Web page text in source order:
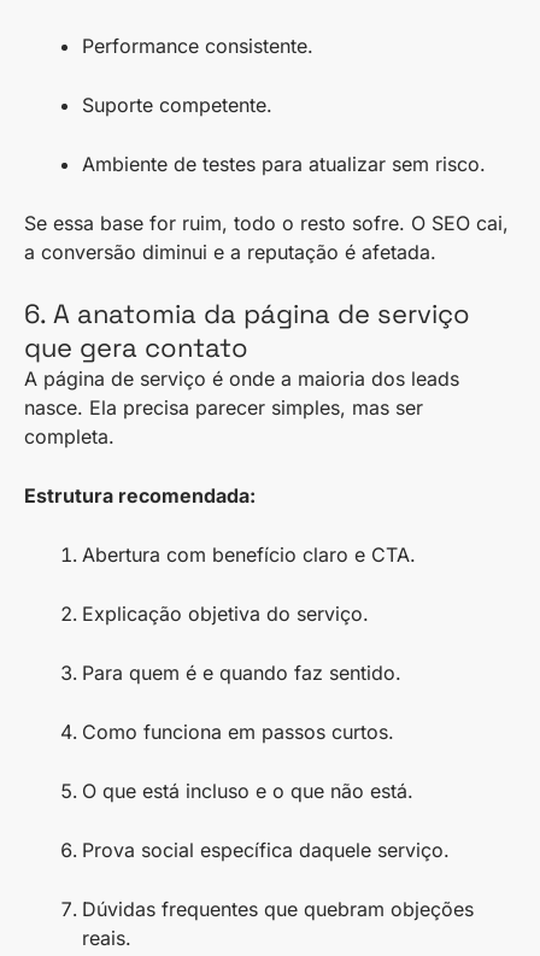
Performance consistente.
Suporte competente.
Ambiente de testes para atualizar sem risco.
Se essa base for ruim, todo o resto sofre. O SEO cai,
a conversão diminui e a reputação é afetada.
6. A anatomia da página de serviço
que gera contato
A página de serviço é onde a maioria dos leads
nasce. Ela precisa parecer simples, mas ser
completa.
Estrutura recomendada:
Abertura com benefício claro e CTA.
Explicação objetiva do serviço.
Para quem é e quando faz sentido.
Como funciona em passos curtos.
O que está incluso e o que não está.
Prova social específica daquele serviço.
Dúvidas frequentes que quebram objeções
reais.